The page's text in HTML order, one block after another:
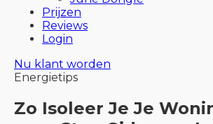
Prijzen
Reviews
Login
Nu klant worden
Energietips
Zo Isoleer Je Je